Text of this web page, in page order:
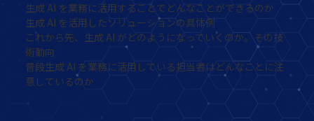
生成 AI を業務に活用することでどんなことができるのか
生成 AI を活用したソリューションの具体例
これから先、生成 AI がどのようになっていくのか。その技
術動向
普段生成 AI を業務に活用している担当者はどんなことに注
意しているのか